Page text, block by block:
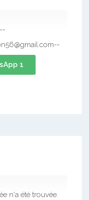
1
n'a été trouvée.